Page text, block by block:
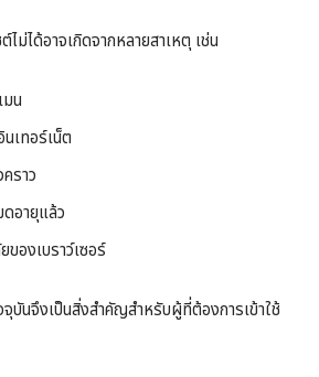
ไม่ได้อาจเกิดจากหลายสาเหตุ เช่น
น
เทอร์เน็ต
ราว
อายุแล้ว
องเบราว์เซอร์
บันจึงเป็นสิ่งสำคัญสำหรับผู้ที่ต้องการเข้าใช้